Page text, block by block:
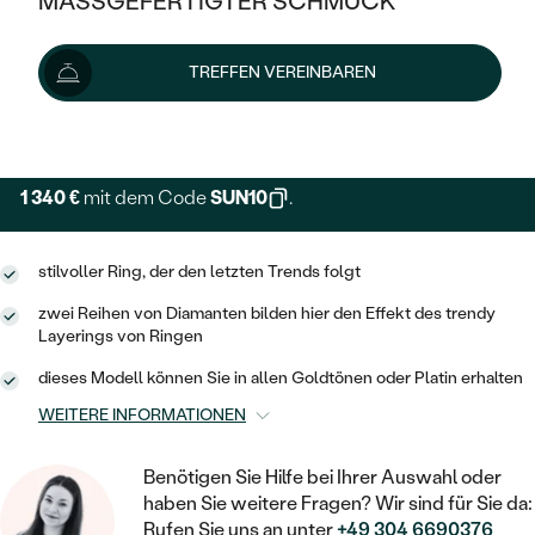
KLASSISCH
MEMOIRE
V-FORM
VINTAGE
AUSSERGEWÖHNLICHE
GEHÄMMERTE
VON HAND GRAVIERTE
MIT MEHREREN DIAMANTEN
HALO
VINTAGE
IM SET
AUSSERGEWÖHNLICH
DIAMANTEN ZUM EINFASSEN
AUSVERKAUF
WENN SCHMUCK HILFT
NACH TYP
OHRRINGE
ANHÄNGER / KETTEN
ARMBÄNDER
HERRENSCHMUCK
PLATIN
OHRSTECKER
CREOLEN
MINIMALISTISCHE
OHRHÄNGER
HERZ
GOLD
SILBER
NACH STYL
SOLITÄR
ZUR GEBURT EINES KINDES
PERSONALISIERT
MINIMALISTISCH
AUSVERKAUF
GOLD
SILBER
NACH STYL
MEMOIRE
MINIMALISTISCHE
TREFFEN VEREINBAREN
Lieferoptionen
1 340 € mit dem CodeSUN10 .
stilvoller Ring, der den letzten Trends folgt
zwei Reihen von Diamanten bilden hier den Effekt des trendy
Layerings von Ringen
dieses Modell können Sie in allen Goldtönen oder Platin erhalten
WEITERE INFORMATIONEN
Benötigen Sie Hilfe bei Ihrer Auswahl oder
haben Sie weitere Fragen? Wir sind für Sie da:
Rufen Sie uns an unter+49 304 6690376